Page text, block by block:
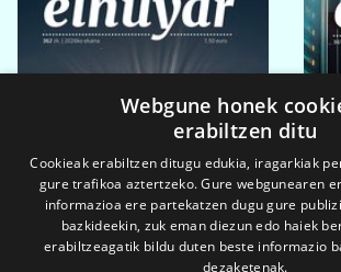
Webgune honek
erabiltzen ditu
Cookieak erabiltzen ditugu edukia, iragarkiak
gure trafikoa aztertzeko. Gure webgunearen
informazioa ere partekatzen dugu gure
bazkideekin, zuk eman diezun edo haiek
erabiltzeagatik bildu duten beste informazio
dezaketenak.